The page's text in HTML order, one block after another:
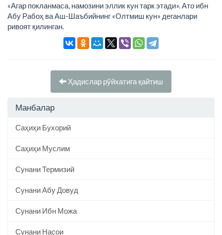
«Агар покланмаса, намозини эллик кун тарк этади». Ато ибн
Абу Рабоҳ ва Аш-Шаъбийнинг «Олтмиш кун» деганлари
ривоят қилинган.
Ҳадислар рўйхатига қайтиш
Манбалар
Саҳиҳи Бухорий
Саҳиҳи Муслим
Сунани Термизий
Сунани Абу Довуд
Сунани Ибн Можа
Сунани Насои